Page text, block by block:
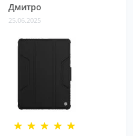
Дмитро
25.06.2025